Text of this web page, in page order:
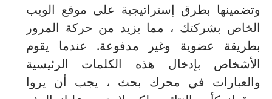
وتضمينها بطرق إستراتيجية على موقع الويب
الخاص بشركتك ، مما يزيد من حركة المرور
بطريقة عضوية وغير مدفوعة. عندما يقوم
الأشخاص بإدخال هذه الكلمات الرئيسية
والعبارات في محرك بحث ، يجب أن يروا